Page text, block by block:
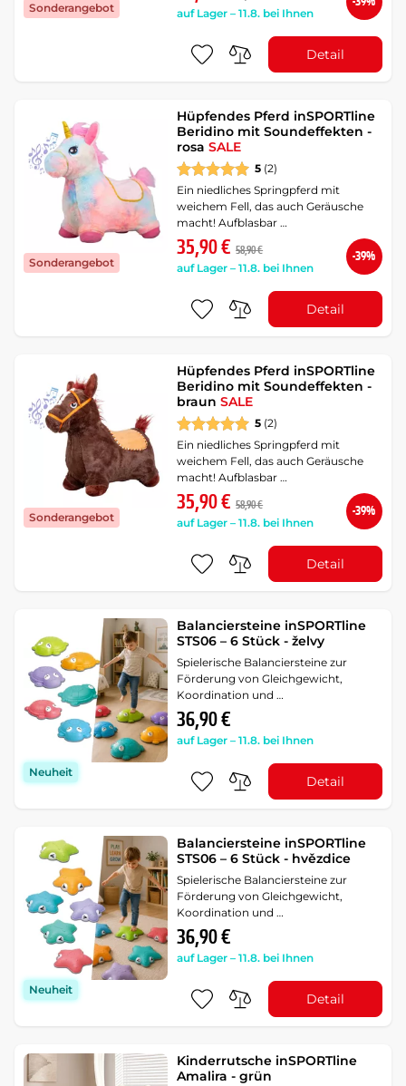
Sonderangebot
auf Lager – 11.8. bei Ihnen
Detail
Sonderangebot
Hüpfendes Pferd inSPORTline
Beridino mit Soundeffekten -
rosaSALE
5 (2)
Ein niedliches Springpferd mit
weichem Fell, das auch Geräusche
macht! Aufblasbar …
35,90 € 58,90 €
auf Lager – 11.8. bei Ihnen
-39%
Detail
Sonderangebot
Hüpfendes Pferd inSPORTline
Beridino mit Soundeffekten -
braunSALE
5 (2)
Ein niedliches Springpferd mit
weichem Fell, das auch Geräusche
macht! Aufblasbar …
35,90 € 58,90 €
auf Lager – 11.8. bei Ihnen
-39%
Detail
Neuheit
Balanciersteine inSPORTline
STS06 – 6 Stück - želvy
Spielerische Balanciersteine zur
Förderung von Gleichgewicht,
Koordination und …
36,90 €
auf Lager – 11.8. bei Ihnen
Detail
Neuheit
Balanciersteine inSPORTline
STS06 – 6 Stück - hvězdice
Spielerische Balanciersteine zur
Förderung von Gleichgewicht,
Koordination und …
36,90 €
auf Lager – 11.8. bei Ihnen
Detail
Kinderrutsche inSPORTline
Amalira - grün